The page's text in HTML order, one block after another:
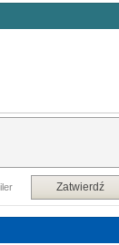
Zatwierdź